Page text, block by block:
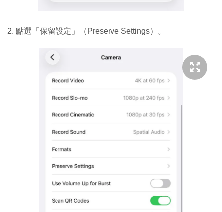
2. 點選「保留設定」（Preserve Settings）。